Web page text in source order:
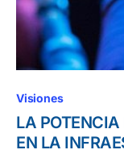
Visiones
LA POTENCIA
EN LA